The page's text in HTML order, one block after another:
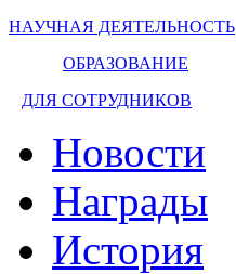
НАУЧНАЯ ДЕЯТЕЛЬНОСТЬ
ОБРАЗОВАНИЕ
ДЛЯ СОТРУДНИКОВ
Новости
Награды
История